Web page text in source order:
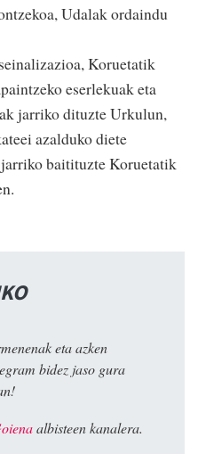
Udalak ordaindu
Koruetatik
eserlekuak eta
jarriko dituzte Urkulun,
azalduko diete
baitituzte Koruetatik
eta azken
bidez jaso gura
albisteen kanalera.